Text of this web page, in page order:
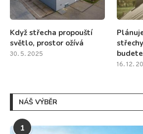
Když střecha propouští
světlo, prostor ožívá
30. 5. 2025
16. 12.
NÁŠ VÝBĚR
1